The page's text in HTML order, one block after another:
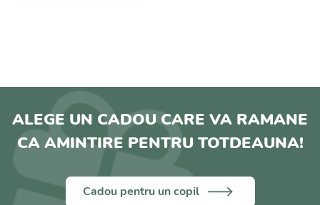
ALEGE UN CADOU CARE VA RAMANE
CA AMINTIRE PENTRU TOTDEAUNA!
Cadou pentru un copil